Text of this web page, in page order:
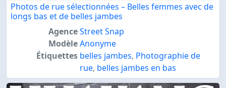
Photos de rue sélectionnées – Belles femmes avec de
longs bas et de belles jambes
AgenceStreet Snap
ModèleAnonyme
Étiquettes belles jambes, Photographie de
rue, belles jambes en bas